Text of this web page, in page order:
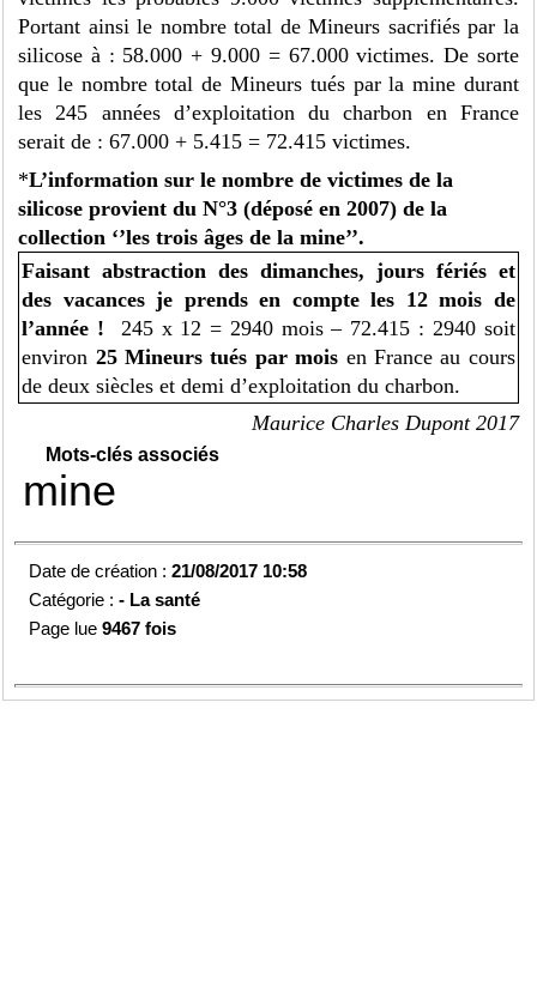
Portant ainsi le nombre total de Mineurs sacrifiés par la
silicose à : 58.000 + 9.000 = 67.000 victimes. De sorte
que le nombre total de Mineurs tués par la mine durant
les 245 années d’exploitation du charbon en France
serait de : 67.000 + 5.415 = 72.415 victimes.
*L’information sur le nombre de victimes de la
silicose provient du N°3 (déposé en 2007) de la
collection ‘’les trois âges de la mine’’.
Faisant abstraction des dimanches, jours fériés et
des vacances je prends en compte les 12 mois de
l’année ! 245 x 12 = 2940 mois – 72.415 : 2940 soit
environ 25 Mineurs tués par mois en France au cours
de deux siècles et demi d’exploitation du charbon.
Maurice Charles Dupont 2017
Mots-clés associés
mine
Date de création :21/08/2017 10:58
Catégorie :- La santé
Page lue9467 fois